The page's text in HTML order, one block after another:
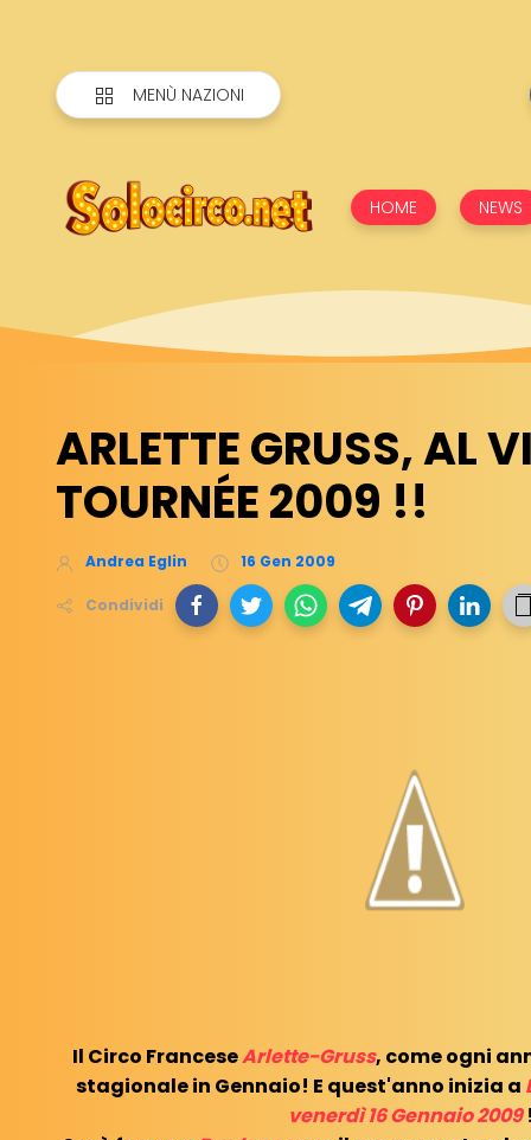
MENÙ NAZIONI
HOME NEWS
ARLETTE GRUSS, AL
TOURNÉE 2009 !!
Andrea Eglin 16 Gen 2009
Condividi
Il Circo FranceseArlette-Gruss, come ogni
stagionale in Gennaio! E quest'anno inizia a
venerdì 16 Gennaio 2009